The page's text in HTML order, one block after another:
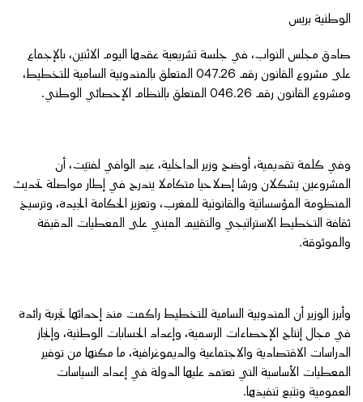
الوطنية بريس
صادق مجلس النواب، في جلسة تشريعية عقدها اليوم الاثنين، بالإجماع
على مشروع القانون رقم 047.26 المتعلق بالمندوبية السامية للتخطيط،
ومشروع القانون رقم 046.26 المتعلق بالنظام الإحصائي الوطني.
وفي كلمة تقديمية، أوضح وزير الداخلية، عبد الوافي لفتيت، أن
المشروعين يشكلان ورشا إصلاحيا متكاملا يندرج في إطار مواصلة تحديث
المنظومة المؤسساتية والقانونية للمغرب، وتعزيز الحكامة الجيدة، وترسيخ
ثقافة التخطيط الاستراتيجي والتقييم المبني على المعطيات الدقيقة
والموثوقة.
وأبرز الوزير أن المندوبية السامية للتخطيط راكمت منذ إحداثها تجربة رائدة
في مجال إنتاج الإحصاءات الرسمية، وإعداد الحسابات الوطنية، وإنجاز
الدراسات الاقتصادية والاجتماعية والديموغرافية، ما مكنها من توفير
المعطيات الأساسية التي تعتمد عليها الدولة في إعداد السياسات
العمومية وتتبع تنفيذها.